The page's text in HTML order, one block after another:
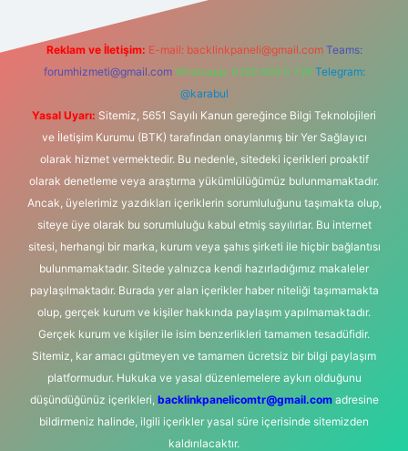
Reklam ve İletişim: E-mail: backlinkpaneli@gmail.com Teams:
forumhizmeti@gmail.com Whatsapp: 0262 606 0 726 Telegram:
@karabul
Yasal Uyarı: Sitemiz, 5651 Sayılı Kanun gereğince Bilgi Teknolojileri
ve İletişim Kurumu (BTK) tarafından onaylanmış bir Yer Sağlayıcı
olarak hizmet vermektedir. Bu nedenle, sitedeki içerikleri proaktif
olarak denetleme veya araştırma yükümlülüğümüz bulunmamaktadır.
Ancak, üyelerimiz yazdıkları içeriklerin sorumluluğunu taşımakta olup,
siteye üye olarak bu sorumluluğu kabul etmiş sayılırlar. Bu internet
sitesi, herhangi bir marka, kurum veya şahıs şirketi ile hiçbir bağlantısı
bulunmamaktadır. Sitede yalnızca kendi hazırladığımız makaleler
paylaşılmaktadır. Burada yer alan içerikler haber niteliği taşımamakta
olup, gerçek kurum ve kişiler hakkında paylaşım yapılmamaktadır.
Gerçek kurum ve kişiler ile isim benzerlikleri tamamen tesadüfidir.
Sitemiz, kar amacı gütmeyen ve tamamen ücretsiz bir bilgi paylaşım
platformudur. Hukuka ve yasal düzenlemelere aykırı olduğunu
düşündüğünüz içerikleri, backlinkpanelicomtr@gmail.comadresine
bildirmeniz halinde, ilgili içerikler yasal süre içerisinde sitemizden
kaldırılacaktır.